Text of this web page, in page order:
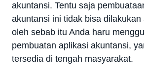
akuntansi. Tentu saja
akuntansi ini tidak bisa dilakukan
oleh sebab itu Anda haru
pembuatan aplikasi akuntansi,
tersedia di tengah masyarakat.